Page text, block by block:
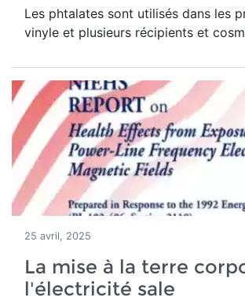
Les phtalates sont utilisés dans les
vinyle et plusieurs récipients et
25 avril, 2025
La mise à la terre
l'électricité sale